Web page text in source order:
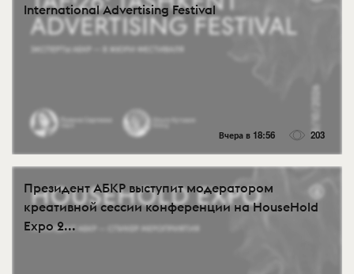
International Advertising Festival
Вчера в 18:56 203
Президент АБКР выступит модератором
креативной сессии конференции на HouseHold
Expo 2...